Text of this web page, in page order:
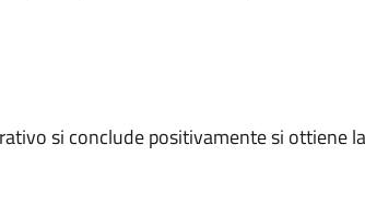
si conclude positivamente si ottiene la